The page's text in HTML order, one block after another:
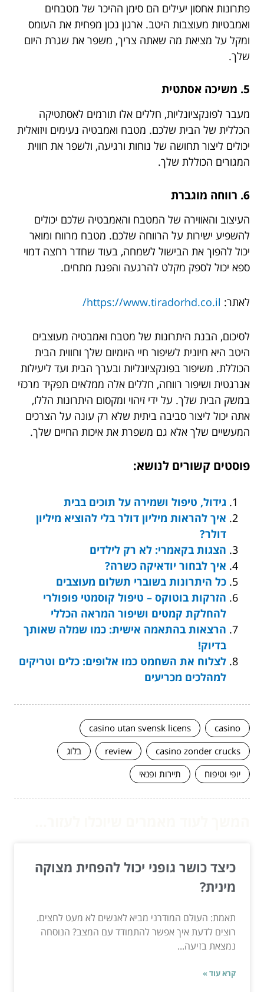
פתרונות אחסון יעילים הם סימן ההיכר של מטבחים
ואמבטיות מעוצבות היטב. ארגון נכון מפחית את העומס
ומקל על מציאת מה שאתה צריך, משפר את שגרת היום
שלך.
5. משיכה אסתטית
מעבר לפונקציונליות, חללים אלו תורמים לאסתטיקה
הכללית של הבית שלכם. מטבח ואמבטיה נעימים ויזואלית
יכולים ליצור תחושה של נוחות ורגיעה, ולשפר את חווית
המגורים הכוללת שלך.
6. רווחה מוגברת
העיצוב והאווירה של המטבח והאמבטיה שלכם יכולים
להשפיע ישירות על הרווחה שלכם. מטבח מרווח ומואר
יכול להפוך את הבישול לשמחה, בעוד שחדר רחצה דמוי
ספא יכול לספק מקלט להרגעה והפגת מתחים.
לאתר: https://www.tiradorhd.co.il/
לסיכום, הבנת היתרונות של מטבח ואמבטיה מעוצבים
היטב היא חיונית לשיפור חיי היומיום שלך וחווית הבית
הכוללת. משיפור בפונקציונליות ובערך הבית ועד ליעילות
אנרגטית ושיפור רווחה, חללים אלה ממלאים תפקיד מרכזי
במשק הבית שלך. על ידי זיהוי ומקסום היתרונות הללו,
אתה יכול ליצור סביבה ביתית שלא רק עונה על הצרכים
המעשיים שלך אלא גם משפרת את איכות החיים שלך.
פוסטים קשורים לנושא:
גידול, טיפול ושמירה על תוכים בבית
איך להראות מיליון דולר בלי להוציא מיליון
דולר?
הצגות בקאמרי: לא רק לילדים
איך לבחור יודאיקה כשרה?
כל היתרונות בשוברי תשלום מעוצבים
הזרקות בוטוקס – טיפול קוסמטי פופולרי
להחלקת קמטים ושיפור המראה הכללי
הרצאות בהתאמה אישית: כמו שמלה שאותך
בדיוק!
לצלוח את השחמט כמו אלופים: כלים וטריקים
למהלכים מכריעים
casino
casino utan svensk licens
casino zonder crucks
review
בלוג
יופי וטיפוח
תיירות ופנאי
כיצד כושר גופני יכול להפחית מצוקה
מינית?
תאמת: העולם המודרני מביא לאנשים לא מעט לחצים.
רוצים לדעת איך אפשר להתמודד עם המצב? הנוסחה
נמצאת בזיעה...
קרא עוד »